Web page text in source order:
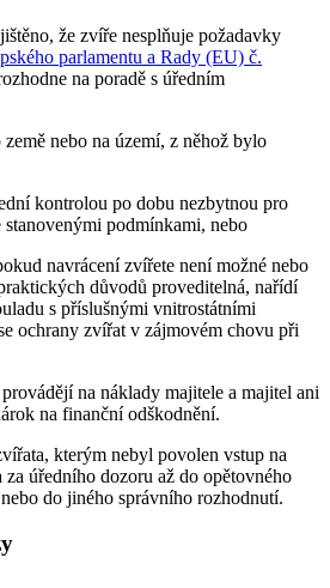
že zvíře nesplňuje požadavky
parlamentu a Rady (EU) č.
na poradě s úředním
nebo na území, z něhož bylo
kontrolou po dobu nezbytnou pro
stanovenými podmínkami, nebo
navrácení zvířete není možné nebo
důvodů proveditelná, nařídí
s příslušnými vnitrostátními
ochrany zvířat v zájmovém chovu při
na náklady majitele a majitel ani
na finanční odškodnění.
kterým nebyl povolen vstup na
úředního dozoru až do opětovného
do jiného správního rozhodnutí.